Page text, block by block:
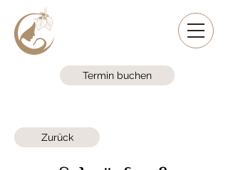
Termin buchen
Zurück